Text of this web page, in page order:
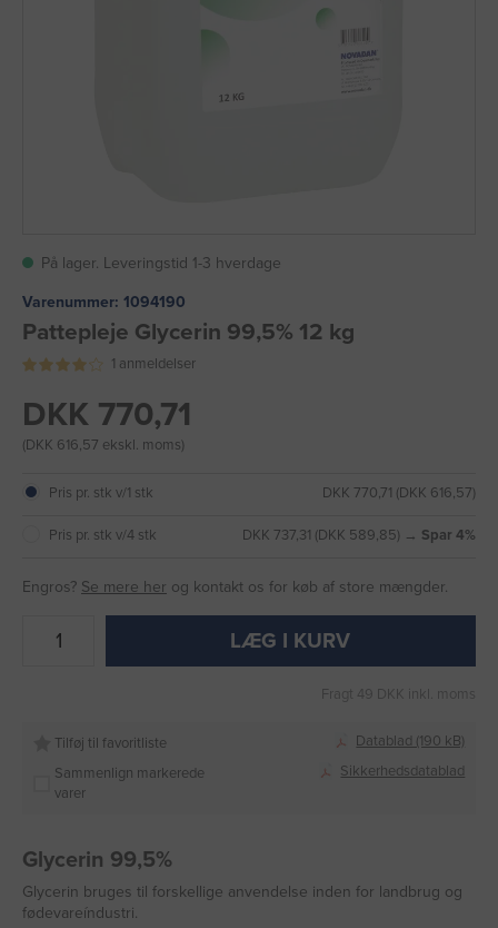
På lager. Leveringstid 1-3 hverdage
Varenummer: 1094190
Pattepleje Glycerin 99,5% 12 kg
1 anmeldelser
DKK 770,71
(DKK 616,57 ekskl. moms)
Pris pr. stk v/1 stk DKK 770,71 (DKK 616,57)
Pris pr. stk v/4 stk DKK 737,31 (DKK 589,85) → Spar 4%
Engros? Se mere her og kontakt os for køb af store mængder.
LÆG I KURV
Fragt 49 DKK inkl. moms
Tilføj til favoritliste
Sammenlign markerede
varer
Datablad (190 kB)
Sikkerhedsdatablad
Glycerin 99,5%
Glycerin bruges til forskellige anvendelse inden for landbrug og
fødevareíndustri.